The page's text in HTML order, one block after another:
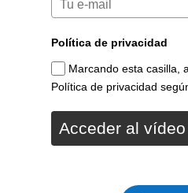
Política de privacidad
Marcando esta casilla,
Política de privacidad
Acceder al vídeo